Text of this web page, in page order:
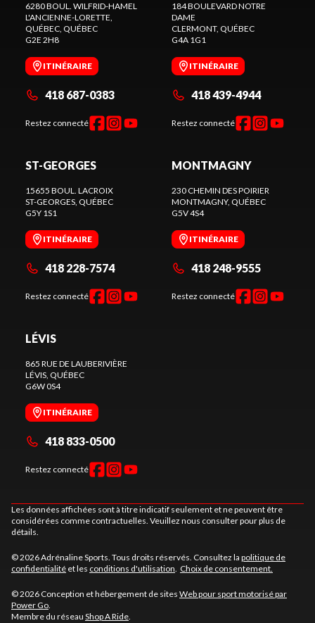
6280 BOUL. WILFRID-HAMEL
L'ANCIENNE-LORETTE,
QUÉBEC, QUÉBEC
G2E 2H8
ITINÉRAIRE
418 687-0383
Restez connecté
184 BOULEVARD NOTRE
DAME
CLERMONT, QUÉBEC
G4A 1G1
ITINÉRAIRE
418 439-4944
Restez connecté
ST-GEORGES
15655 BOUL. LACROIX
ST-GEORGES, QUÉBEC
G5Y 1S1
ITINÉRAIRE
418 228-7574
Restez connecté
MONTMAGNY
230 CHEMIN DES POIRIER
MONTMAGNY, QUÉBEC
G5V 4S4
ITINÉRAIRE
418 248-9555
Restez connecté
LÉVIS
865 RUE DE LAUBERIVIÈRE
LÉVIS, QUÉBEC
G6W 0S4
ITINÉRAIRE
418 833-0500
Restez connecté
Les données affichées sont à titre indicatif seulement et ne peuvent être
considérées comme contractuelles. Veuillez nous consulter pour plus de
détails.
© 2026 Adrénaline Sports. Tous droits réservés. Consultez la politique de
confidentialité et les conditions d'utilisation. Choix de consentement.
© 2026 Conception et hébergement de sites Web pour sport motorisé par
Power Go.
Membre du réseau Shop A Ride.